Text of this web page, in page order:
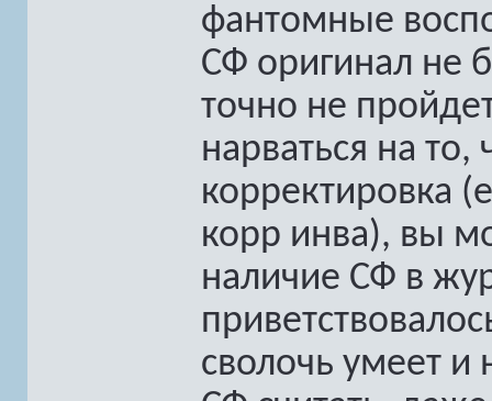
фантомные
СФ оригинал не
точно не
нарваться на то,
корректировка
корр инва), вы
наличие СФ в
сволочь умеет и